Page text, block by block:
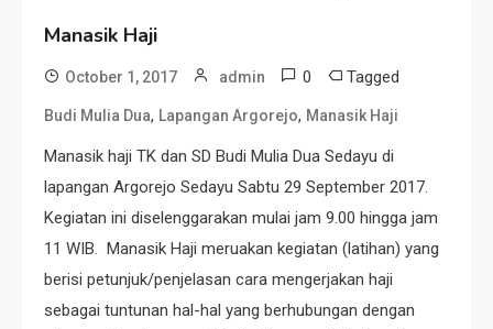
Manasik Haji
October 1, 2017 admin 0 Tagged
Budi Mulia Dua, Lapangan Argorejo, Manasik Haji
Manasik haji TK dan SD Budi Mulia Dua Sedayu di
lapangan Argorejo Sedayu Sabtu 29 September 2017.
Kegiatan ini diselenggarakan mulai jam 9.00 hingga jam
11 WIB. Manasik Haji meruakan kegiatan (latihan) yang
berisi petunjuk/penjelasan cara mengerjakan haji
sebagai tuntunan hal-hal yang berhubungan dengan